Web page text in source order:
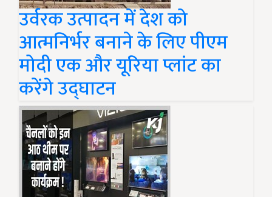
उर्वरक उत्पादन में देश को
आत्मनिर्भर बनाने के लिए पीएम
मोदी एक और यूरिया प्लांट का
करेंगे उद्घाटन